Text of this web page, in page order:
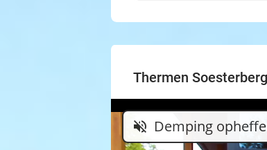
Thermen Soesterberg
volume_off Demping